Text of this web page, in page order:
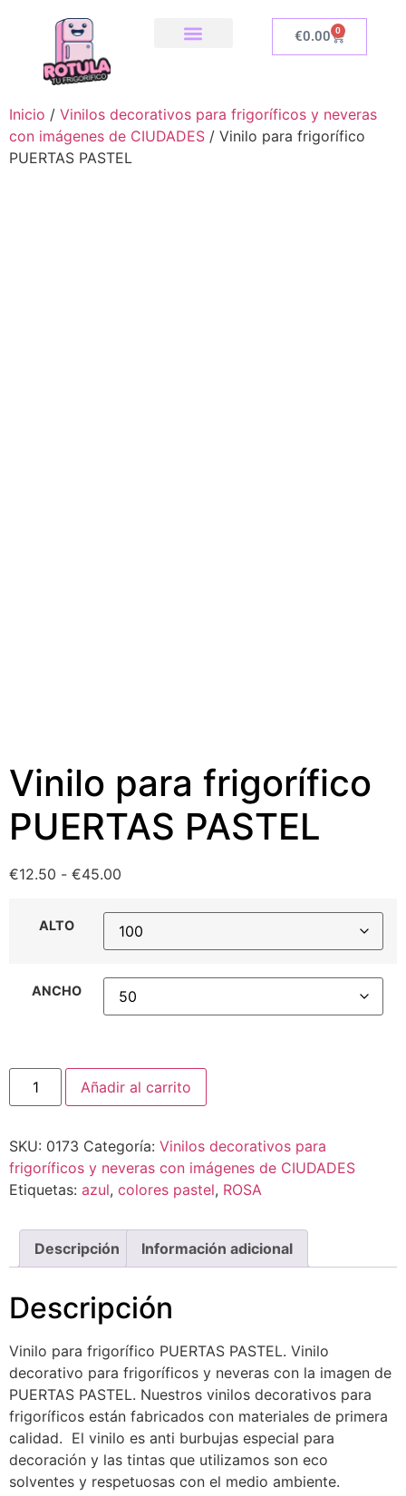
€0.00 0
Inicio / Vinilos decorativos para frigoríficos y neveras
con imágenes de CIUDADES / Vinilo para frigorífico
PUERTAS PASTEL
Vinilo para frigorífico
PUERTAS PASTEL
€12.50 - €45.00
ALTO
ANCHO
Añadir al carrito
SKU: 0173 Categoría: Vinilos decorativos para
frigoríficos y neveras con imágenes de CIUDADES
Etiquetas: azul, colores pastel, ROSA
Descripción Información adicional
Descripción
Vinilo para frigorífico PUERTAS PASTEL. Vinilo
decorativo para frigoríficos y neveras con la imagen de
PUERTAS PASTEL. Nuestros vinilos decorativos para
frigoríficos están fabricados con materiales de primera
calidad. El vinilo es anti burbujas especial para
decoración y las tintas que utilizamos son eco
solventes y respetuosas con el medio ambiente.